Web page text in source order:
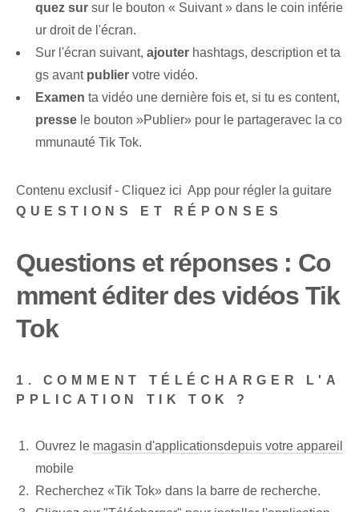
quez sur sur le bouton « Suivant » dans le coin inférie
ur droit de l'écran.
Sur l'écran suivant, ajouter hashtags, description et ta
gs avant⁤ publier votre vidéo.
Examen ta vidéo une dernière fois⁣ et, si tu es content,
presse le bouton ​»Publier» pour ⁤le partager⁢avec la co
mmunauté Tik Tok.
Contenu exclusif - Cliquez ici App pour régler la guitare
QUESTIONS ET RÉPONSES
Questions et réponses : ‌Co
mment éditer des vidéos Tik
Tok
1. COMMENT TÉLÉCHARGER L'A
PPLICATION TIK TOK ?
Ouvrez le magasin d'applicationsdepuis votre appareil
mobile
Recherchez «Tik Tok» dans la barre de recherche.